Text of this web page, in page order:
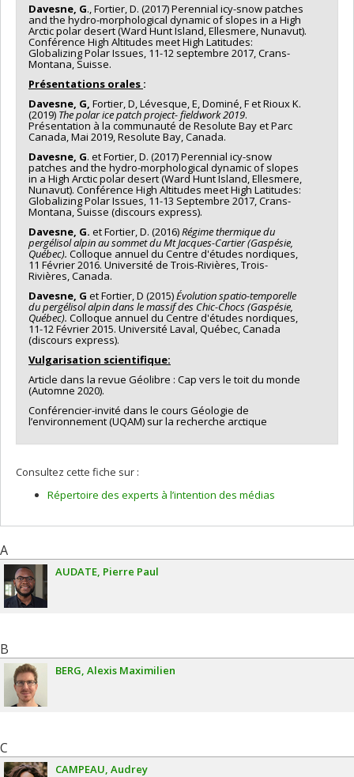
Davesne, G., Fortier, D. (2017) Perennial icy-snow patches
and the hydro-morphological dynamic of slopes in a High
Arctic polar desert (Ward Hunt Island, Ellesmere, Nunavut).
Conférence High Altitudes meet High Latitudes:
Globalizing Polar Issues, 11-12 septembre 2017, Crans-
Montana, Suisse.
Présentations orales :
Davesne, G, Fortier, D, Lévesque, E, Dominé, F et Rioux K.
(2019) The polar ice patch project- fieldwork 2019.
Présentation à la communauté de Resolute Bay et Parc
Canada, Mai 2019, Resolute Bay, Canada.
Davesne, G. et Fortier, D. (2017) Perennial icy-snow
patches and the hydro-morphological dynamic of slopes
in a High Arctic polar desert (Ward Hunt Island, Ellesmere,
Nunavut). Conférence High Altitudes meet High Latitudes:
Globalizing Polar Issues, 11-13 Septembre 2017, Crans-
Montana, Suisse (discours express).
Davesne, G. et Fortier, D. (2016)Régime thermique du
pergélisol alpin au sommet du Mt Jacques-Cartier (Gaspésie,
Québec). Colloque annuel du Centre d'études nordiques,
11 Février 2016. Université de Trois-Rivières, Trois-
Rivières, Canada.
Davesne, G et Fortier, D (2015)Évolution spatio-temporelle
du pergélisol alpin dans le massif des Chic-Chocs (Gaspésie,
Québec). Colloque annuel du Centre d'études nordiques,
11-12 Février 2015. Université Laval, Québec, Canada
(discours express).
Vulgarisation scientifique:
Article dans la revue Géolibre : Cap vers le toit du monde
(Automne 2020).
Conférencier-invité dans le cours Géologie de
l’environnement (UQAM) sur la recherche arctique
Consultez cette fiche sur :
Répertoire des experts à l’intention des médias
A
AUDATE Pierre Paul
B
BERG Alexis Maximilien
C
CAMPEAU Audrey